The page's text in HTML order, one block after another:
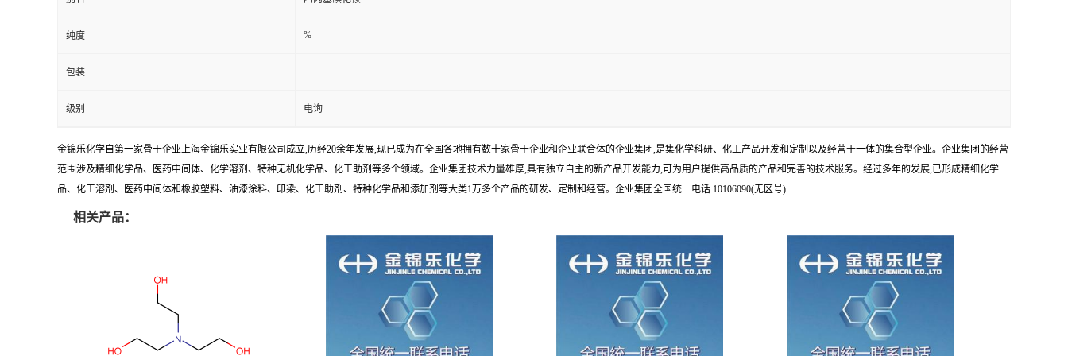
纯度 %
包装
级别 电询
金锦乐化学自第一家骨干企业上海金锦乐实业有限公司成立,历经20余年发展,现已成为在全国各地拥有数十家骨干企业和企业联合体的企业集团,是集化学科研、化工产品开发和定制以及经营于一体的集合型企业。企业集团的经营
范围涉及精细化学品、医药中间体、化学溶剂、特种无机化学品、化工助剂等多个领域。企业集团技术力量雄厚,具有独立自主的新产品开发能力,可为用户提供高品质的产品和完善的技术服务。经过多年的发展,已形成精细化学
品、化工溶剂、医药中间体和橡胶塑料、油漆涂料、印染、化工助剂、特种化学品和添加剂等大类1万多个产品的研发、定制和经营。企业集团全国统一电话:10106090(无区号)
相关产品：